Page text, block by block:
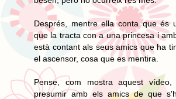
Després, mentre ella conta que és
que la tracta con a una princesa i
està contant als seus amics que ha
el ascensor, cosa que es mentira.
Pense, com mostra aquest
presumir amb els amics de que